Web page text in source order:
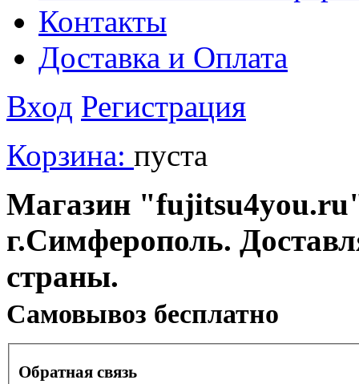
Контакты
Доставка и Оплата
Вход Регистрация
Корзина: пуста
Магазин
г.Симферополь.
страны.
Cамовывоз бесплатно
Обратная связь